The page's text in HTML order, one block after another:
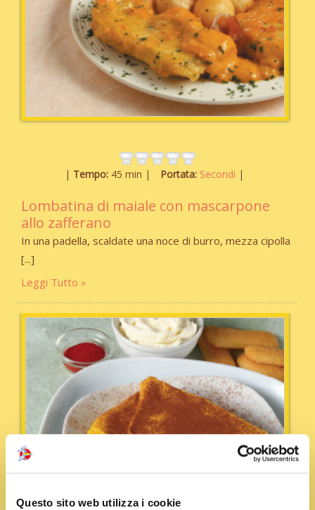
Questo sito web utilizza i cookie
Tempo: 45 min Portata: Secondi
Lombatina di maiale con mascarpone
allo zafferano
In una padella, scaldate una noce di burro, mezza cipolla
Leggi Tutto